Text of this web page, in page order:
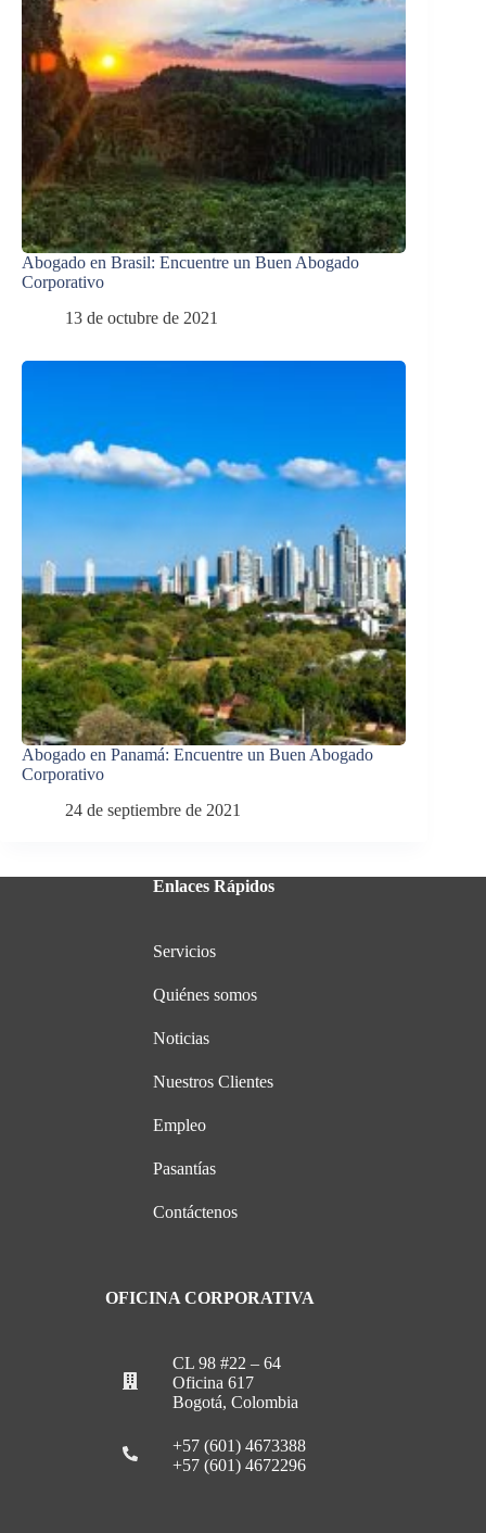
Abogado en Brasil: Encuentre un Buen Abogado
Corporativo
13 de octubre de 2021
Abogado en Panamá: Encuentre un Buen Abogado
Corporativo
24 de septiembre de 2021
Enlaces Rápidos
Servicios
Quiénes somos
Noticias
Nuestros Clientes
Empleo
Pasantías
Contáctenos
OFICINA CORPORATIVA
CL 98 #22 – 64
Oficina 617
Bogotá, Colombia
+57 (601) 4673388
+57 (601) 4672296